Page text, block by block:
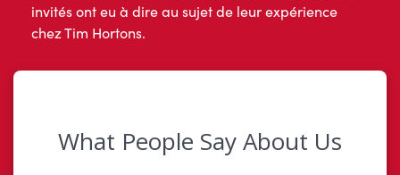
invités ont eu à dire au sujet de leur expérience
chez Tim Hortons.